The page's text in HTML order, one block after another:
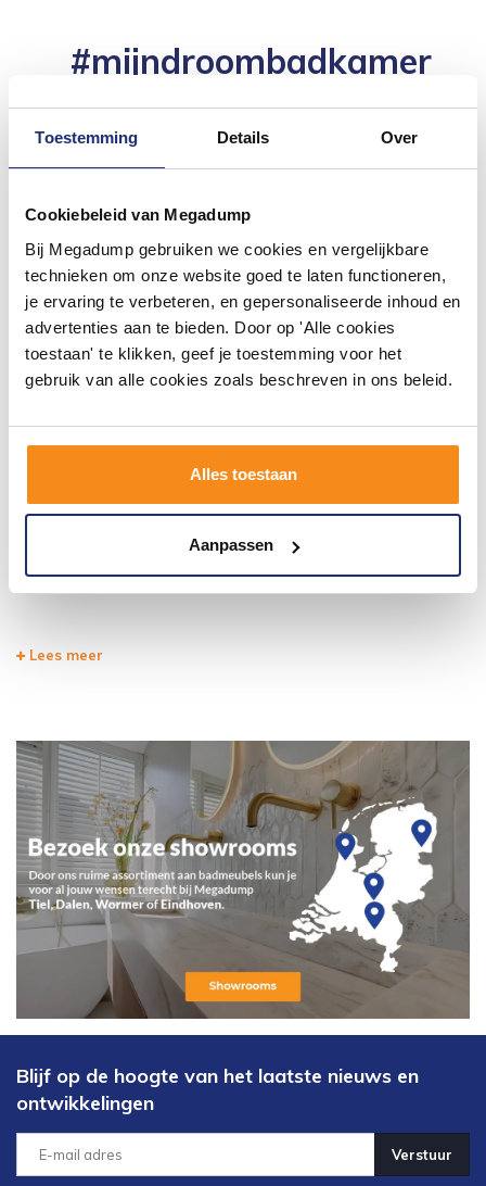
Toestemming Details Over
Cookiebeleid van Megadump
Bij Megadump gebruiken we cookies en vergelijkbare
technieken om onze website goed te laten functioneren,
je ervaring te verbeteren, en gepersonaliseerde inhoud en
advertenties aan te bieden. Door op 'Alle cookies
toestaan' te klikken, geef je toestemming voor het
gebruik van alle cookies zoals beschreven in ons beleid.
Alles toestaan
Aanpassen
#mijndroombadkamer
badkamer op Instagram met #mijndroombadkamer
en tag @megadumpnl. Samen bouwen we een
inspirerende omgeving vol met unieke
badkamerstijlen. Doe je mee?
Lacus
Lacus
Lees meer
Blijf op de hoogte van het laatste nieuws en
ontwikkelingen
Verstuur